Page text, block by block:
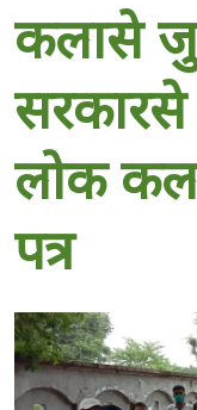
कलासे
लोक
पत्र